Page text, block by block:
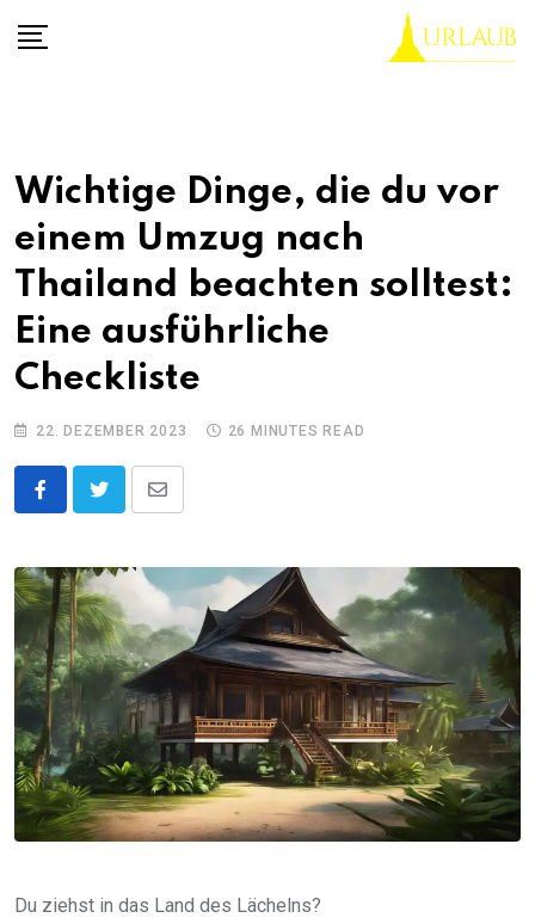
Wichtige Dinge, die du vor
einem Umzug nach
Thailand beachten solltest:
Eine ausführliche
Checkliste
22. DEZEMBER 2023 26 MINUTES READ
Share
Email
Du ziehst in das Land des Lächelns?